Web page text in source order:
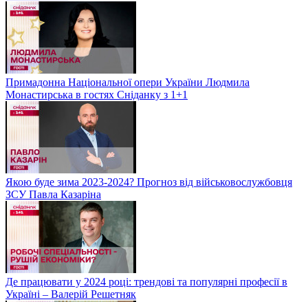
Примадонна Національної опери України Людмила
Монастирська в гостях Сніданку з 1+1
Якою буде зима 2023-2024? Прогноз від військовослужбовця
ЗСУ Павла Казаріна
Де працювати у 2024 році: трендові та популярні професії в
Україні – Валерій Решетняк